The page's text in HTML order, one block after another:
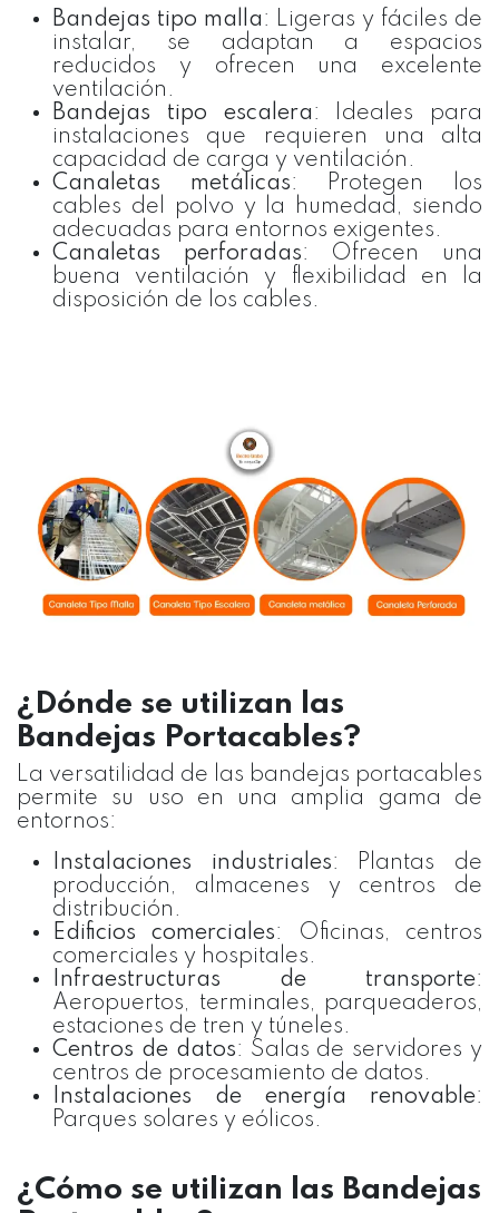
Bandejas tipo malla : Ligeras y fáciles de
instalar, se adaptan a espacios
reducidos y ofrecen una excelente
ventilación.
Bandejas tipo escalera : Ideales para
instalaciones que requieren una alta
capacidad de carga y ventilación.
Canaletas metálicas: Protegen los
cables del polvo y la humedad, siendo
adecuadas para entornos exigentes.
Canaletas perforadas: Ofrecen una
buena ventilación y flexibilidad en la
disposición de los cables.
¿Dónde se utilizan las
Bandejas Portacables?
La versatilidad de las bandejas portacables
permite su uso en una amplia gama de
entornos:
Instalaciones industriales: Plantas de
producción, almacenes y centros de
distribución.
Edificios comerciales: Oficinas, centros
comerciales y hospitales.
Infraestructuras de transporte:
Aeropuertos, terminales, parqueaderos,
estaciones de tren y túneles.
Centros de datos: Salas de servidores y
centros de procesamiento de datos.
Instalaciones de energía renovable:
Parques solares y eólicos.
¿Cómo se utilizan las Bandejas